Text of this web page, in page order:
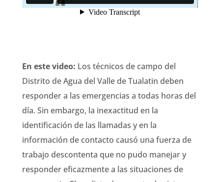
En este video: Los técnicos de campo del
Distrito de Agua del Valle de Tualatin deben
responder a las emergencias a todas horas del
día. Sin embargo, la inexactitud en la
identificación de las llamadas y en la
información de contacto causó una fuerza de
trabajo descontenta que no pudo manejar y
responder eficazmente a las situaciones de